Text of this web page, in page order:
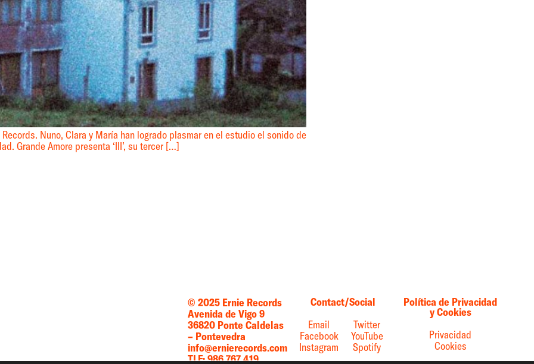
Nuno, Clara y María han logrado plasmar en el estudio el sonido de
Grande Amore presenta ‘III’, su tercer […]
© 2025 Ernie Records
Avenida de Vigo 9
36820 Ponte Caldelas
– Pontevedra
info@ernierecords.com
TLF: 986 767 419
Contact/Social
Email
Facebook
Instagram
Twitter
YouTube
Spotify
Política de Privacidad
y Cookies
Privacidad
Cookies